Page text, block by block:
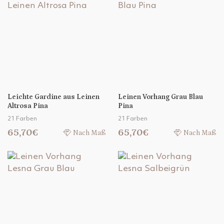
Leichte Gardine aus Leinen
Altrosa Pina
21 Farben
65,70€ Nach Maß
Leinen Vorhang Grau Blau
Pina
21 Farben
65,70€ Nach Maß